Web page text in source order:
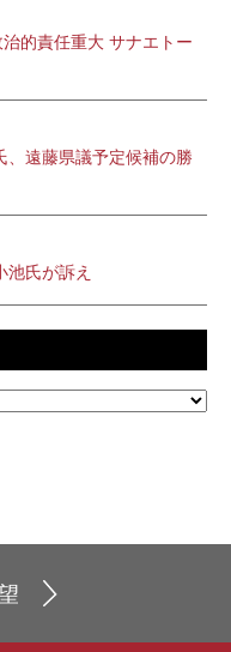
的責任重大 サナエトー
遠藤県議予定候補の勝
氏が訴え